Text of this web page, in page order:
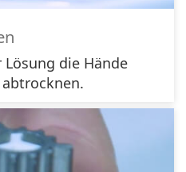
die Hände